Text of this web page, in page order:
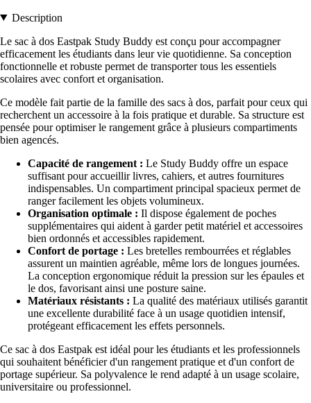
Description
Le sac à dos Eastpak Study Buddy est conçu pour accompagner
efficacement les étudiants dans leur vie quotidienne. Sa conception
fonctionnelle et robuste permet de transporter tous les essentiels
scolaires avec confort et organisation.
Ce modèle fait partie de la famille des sacs à dos, parfait pour ceux qui
recherchent un accessoire à la fois pratique et durable. Sa structure est
pensée pour optimiser le rangement grâce à plusieurs compartiments
bien agencés.
Capacité de rangement : Le Study Buddy offre un espace
suffisant pour accueillir livres, cahiers, et autres fournitures
indispensables. Un compartiment principal spacieux permet de
ranger facilement les objets volumineux.
Organisation optimale : Il dispose également de poches
supplémentaires qui aident à garder petit matériel et accessoires
bien ordonnés et accessibles rapidement.
Confort de portage : Les bretelles rembourrées et réglables
assurent un maintien agréable, même lors de longues journées.
La conception ergonomique réduit la pression sur les épaules et
le dos, favorisant ainsi une posture saine.
Matériaux résistants : La qualité des matériaux utilisés garantit
une excellente durabilité face à un usage quotidien intensif,
protégeant efficacement les effets personnels.
Ce sac à dos Eastpak est idéal pour les étudiants et les professionnels
qui souhaitent bénéficier d'un rangement pratique et d'un confort de
portage supérieur. Sa polyvalence le rend adapté à un usage scolaire,
universitaire ou professionnel.